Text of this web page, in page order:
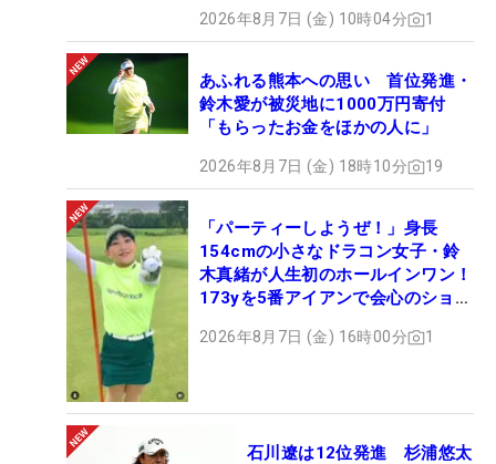
2026年8月7日 (金) 10時04分 1
あふれる熊本への思い 首位発進・
鈴木愛が被災地に1000万円寄付
「もらったお金をほかの人に」
2026年8月7日 (金) 18時10分 19
「パーティーしようぜ！」身長
154cmの小さなドラコン女子・鈴
木真緒が人生初のホールインワン！
173yを5番アイアンで会心のショッ
2026年8月7日 (金) 16時00分 1
石川遼は12位発進 杉浦悠太